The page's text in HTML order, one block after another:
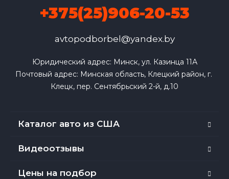
+375(25)906-20-53
avtopodborbel@yandex.by
Юридический адрес: Минск, ул. Казинца 11А
Почтовый адрес: Минская область, Клецкий район, г.
Клецк, пер. Сентябрьский 2-й, д.10
Каталог авто из США
Видеоотзывы
Цены на подбор